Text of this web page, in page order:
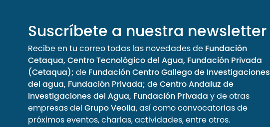
Suscríbete a nuestra newsletter
Recibe en tu correo todas las novedades de Fundación
Cetaqua, Centro Tecnológico del Agua, Fundación Privada
(Cetaqua); de Fundación Centro Gallego de Investigaciones
del agua, Fundación Privada; deCentro Andaluz de
Investigaciones del Agua, Fundación Privada y de otras
empresas del Grupo Veolia, así como convocatorias de
próximos eventos, charlas, actividades, entre otros.